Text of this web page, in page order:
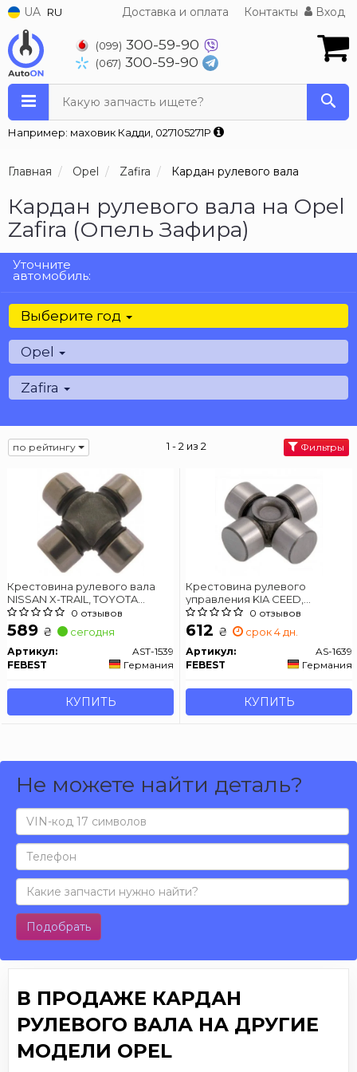
UA RU Доставка и оплата Контакты Вход
(099) 300-59-90
(067) 300-59-90
Какую запчасть ищете?
Например: маховик Кадди, 027105271P
Главная Opel Zafira Кардан рулевого вала
Кардан рулевого вала на Opel
Zafira (Опель Зафира)
Уточните
автомобиль:
Выберите год
Opel
Zafira
по рейтингу 1 - 2 из 2 Фильтры
Крестовина рулевого вала
NISSAN X-TRAIL, TOYOTA
COROLLA 83-0 отзывов
589 ₴ сегодня
Артикул:
AST-1539
FEBEST
Германия
КУПИТЬ
Крестовина рулевого
управления KIA CEED,
CORENTO, HYUNDAY I30.
ACCENT 94-
0 отзывов
612 ₴ срок 4 дн.
Артикул:
AS-1639
FEBEST
Германия
КУПИТЬ
Не можете найти деталь?
Подобрать
В ПРОДАЖЕ КАРДАН
РУЛЕВОГО ВАЛА НА ДРУГИЕ
МОДЕЛИ OPEL